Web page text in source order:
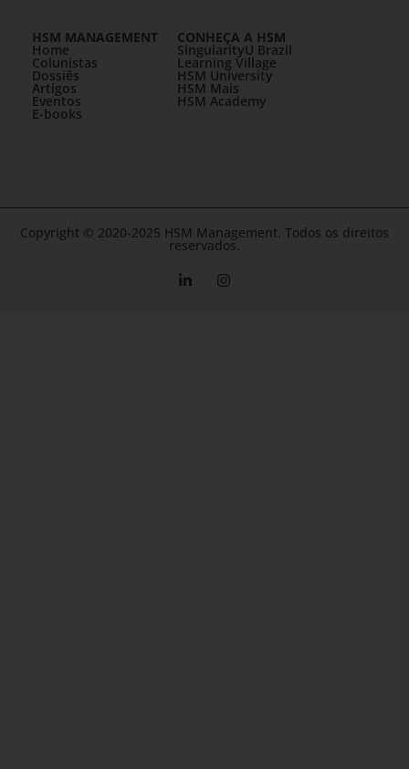
HSM MANAGEMENT
Home
Colunistas
Dossiês
Artigos
Eventos
E-books
CONHEÇA A HSM
SingularityU Brazil
Learning Village
HSM University
HSM Mais
HSM Academy
Copyright © 2020-2025 HSM Management. Todos os direitos
reservados.